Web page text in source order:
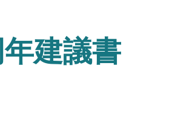
年建議書